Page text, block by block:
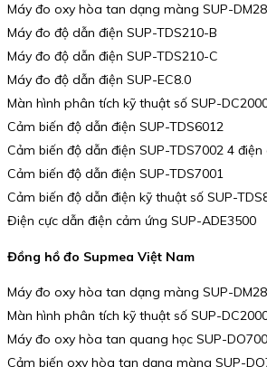
Máy đo oxy hòa tan dạng màng SUP-
Máy đo độ dẫn điện SUP-TDS210-B
Máy đo độ dẫn điện SUP-TDS210-C
Máy đo độ dẫn điện SUP-EC8.0
Màn hình phân tích kỹ thuật số SUP-
Cảm biến độ dẫn điện SUP-TDS6012
Cảm biến độ dẫn điện SUP-TDS7002 4 điện
Cảm biến độ dẫn điện SUP-TDS7001
Cảm biến độ dẫn điện kỹ thuật số SUP-
Điện cực dẫn điện cảm ứng SUP-ADE3500
Đồng hồ đo Supmea Việt Nam
Máy đo oxy hòa tan dạng màng SUP-
Màn hình phân tích kỹ thuật số SUP-
Máy đo oxy hòa tan quang học SUP-DO700
Cảm biến oxy hòa tan dạng màng SUP-